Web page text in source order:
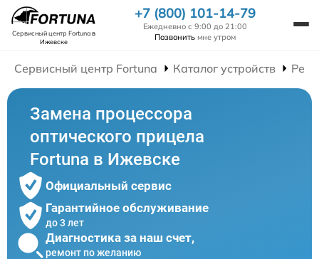
Сервисный центр Fortunaв
Ижевске
+7 (800) 101-14-79
Ежедневно с 9:00 до 21:00
Позвонить мне утром
Сервисный центр Fortuna Каталог устройств
Замена процессора
оптического прицела
Fortuna в Ижевске
Официальный сервис
Гарантийное обслуживание
до 3 лет
Диагностика за наш счет,
ремонт по желанию